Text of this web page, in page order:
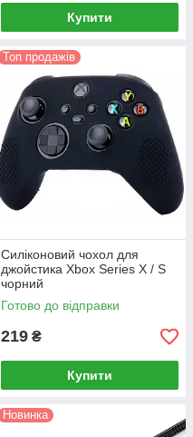
Купити
Топ продажів
Силіконовий чохол для
джойстика Xbox Series X / S
чорний
Готово до відправки
219 ₴
Купити
Новинка